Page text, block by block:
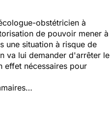
obstétricien à
de pouvoir mener à
une situation à risque de
va lui demander d'arrêter le
effet nécessaires pour